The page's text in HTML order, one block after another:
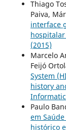
Thiago
Paiva,
interface
hospitalar
(2015)
Marcelo
Feijó
System
history
Paulo
em
histórico